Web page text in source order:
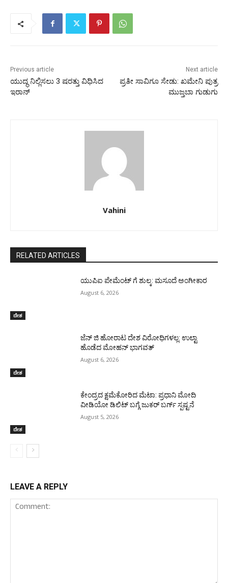
Previous article
ಯುದ್ಧ ನಿಲ್ಲಿಸಲು 3 ಷರತ್ತು ವಿಧಿಸಿದ
ಇರಾನ್‌
Next article
ಪ್ರತೀ ಸಾವಿಗೂ ಸೇಡು: ಖಮೇನಿ ಪುತ್ರ
ಮುಜ್ತಬಾ ಗುಡುಗು
Vahini
RELATED ARTICLES
ದೇಶ
ಯುಪಿಐ ಪೇಮೆಂಟ್ ಗೆ ಶುಲ್ಕ: ಮಸೂದೆ ಅಂಗೀಕಾರ
August 6, 2026
ದೇಶ
ಜೆನ್ ಜಿ ಹೋರಾಟ ದೇಶ ವಿರೋಧಿಗಳಲ್ಲ: ಉಲ್ಟಾ
ಹೊಡೆದ ಮೋಹನ್ ಭಾಗವತ್
August 6, 2026
ದೇಶ
ಕೇಂದ್ರದ ಕ್ಷಮೆಕೋರಿದ ಮೆಟಾ: ಪ್ರಧಾನಿ ಮೋದಿ
ವೀಡಿಯೋ ಡಿಲಿಟ್ ಬಗ್ಗೆ ಜುಕರ್ ಬರ್ಗ್ ಸ್ಪಷ್ಟನೆ
August 5, 2026
LEAVE A REPLY